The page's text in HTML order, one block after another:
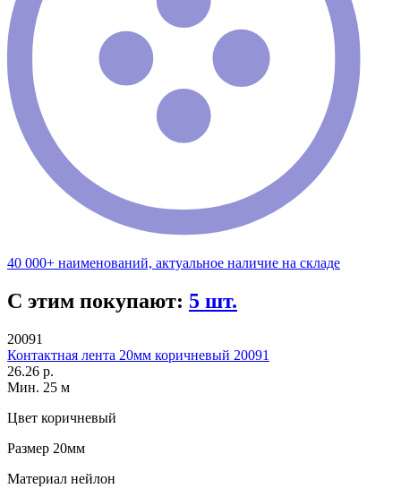
40 000+ наименований, актуальное наличие на складе
С этим покупают: 5 шт.
20091
Контактная лента 20мм коричневый 20091
26.26 р.
Мин. 25 м
Цвет коричневый
Размер 20мм
Материал нейлон